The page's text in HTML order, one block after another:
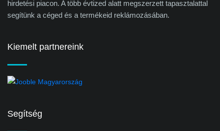
hirdetési piacon. A több évtized alatt megszerzett tapasztalattal
segítünk a céged és a termékeid reklámozásában.
Kiemelt partnereink
Segítség